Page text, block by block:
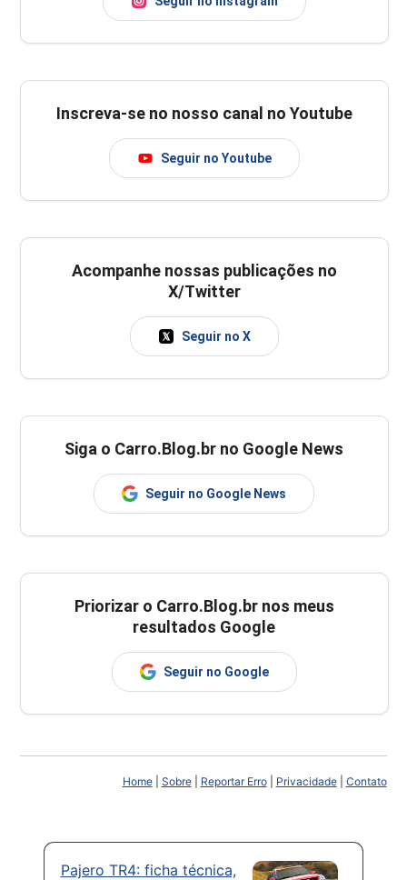
Inscreva-se no nosso canal no Youtube
Seguir no Youtube
Acompanhe nossas publicações no
X/Twitter
Seguir no X
Siga o Carro.Blog.br no Google News
Seguir no Google News
Priorizar o Carro.Blog.br nos meus
resultados Google
Seguir no Google
Home| Sobre| Reportar Erro| Privacidade| Contato
Pajero TR4: ficha técnica,